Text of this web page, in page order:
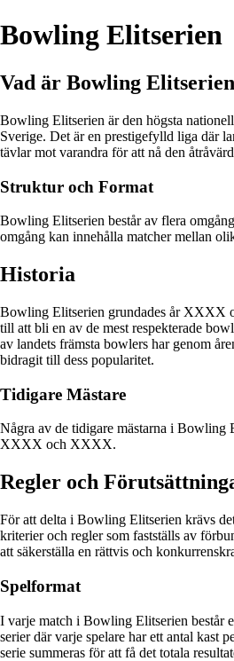
Bowling Elitserien
Vad är Bowling
Bowling Elitserien är den högsta
Sverige. Det är en prestigefylld liga där
tävlar mot varandra för att nå den
Struktur och Format
Bowling Elitserien består av flera
omgång kan innehålla matcher mellan
Historia
Bowling Elitserien grundades år XXXX
till att bli en av de mest respekterade
av landets främsta bowlers har genom
bidragit till dess popularitet.
Tidigare Mästare
Några av de tidigare mästarna i Bowling
XXXX och XXXX.
Regler och
För att delta i Bowling Elitserien krävs
kriterier och regler som fastställs av
att säkerställa en rättvis och
Spelformat
I varje match i Bowling Elitserien består
serier där varje spelare har ett antal kast
serie summeras för att få det totala